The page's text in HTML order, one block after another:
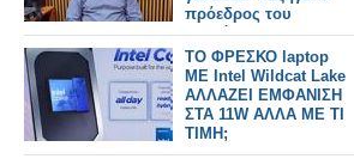
πρόεδρος του
Συλλόγου
Φαρμακοποιών
Μανώλης
Κατσαράκης
TO ΦΡΕΣΚΟ laptop
ΜΕ Intel Wildcat Lake
ΑΛΛΑΖΕΙ ΕΜΦΑΝΙΣΗ
ΣΤΑ 11W ΑΛΛΑ ΜΕ ΤΙ
ΤΙΜΗ;